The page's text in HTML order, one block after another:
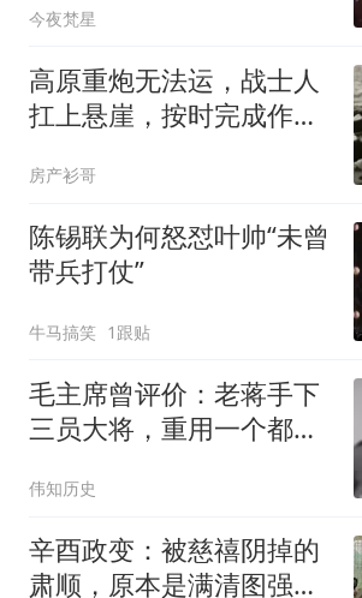
今夜梵星
高原重炮无法运，战士人
扛上悬崖，按时完成作战
房产衫哥
陈锡联为何怒怼叶帅“未曾
带兵打仗”
牛马搞笑 1跟贴
毛主席曾评价：老蒋手下
三员大将，重用一个都不
伟知历史
辛酉政变：被慈禧阴掉的
肃顺，原本是满清图强的